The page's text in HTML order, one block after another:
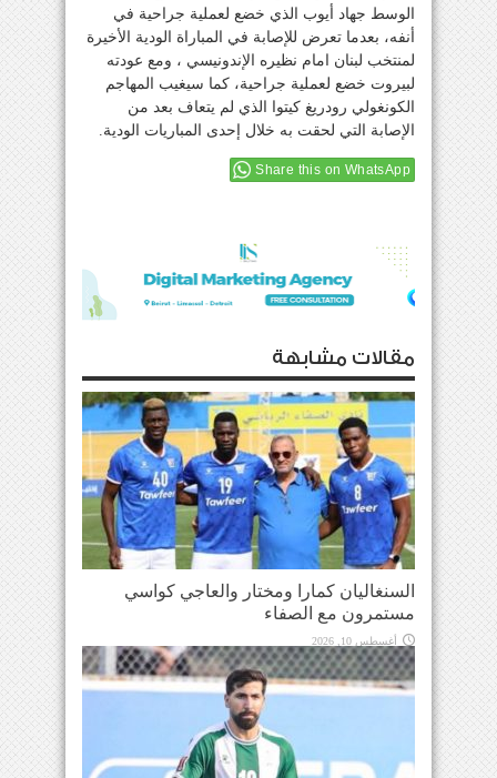
الوسط جهاد أيوب الذي خضع لعملية جراحية في
أنفه، بعدما تعرض للإصابة في المباراة الودية الأخيرة
لمنتخب لبنان امام نظيره الإندونيسي ، ومع عودته
لبيروت خضع لعملية جراحية، كما سيغيب المهاجم
الكونغولي رودريغ كيتوا الذي لم يتعاف بعد من
الإصابة التي لحقت به خلال إحدى المباريات الودية.
Share this on WhatsApp
مقالات مشابهة
السنغاليان كمارا ومختار والعاجي كواسي
مستمرون مع الصفاء
أغسطس 10, 2026